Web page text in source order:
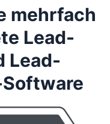
mehrfach
Lead-
Lead-